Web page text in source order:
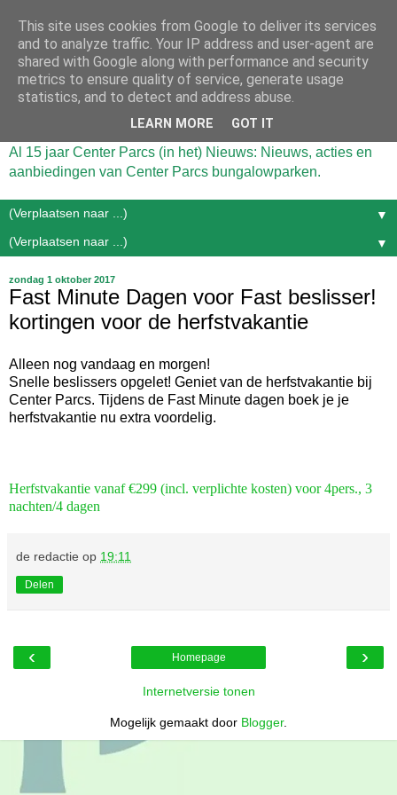
Al 15 jaar Center Parcs (in het) Nieuws: Nieuws, acties en
aanbiedingen van Center Parcs bungalowparken.
▼
▼
zondag 1 oktober 2017
Fast Minute Dagen voor Fast beslisser!
kortingen voor de herfstvakantie
Alleen nog vandaag en morgen!
Snelle beslissers opgelet! Geniet van de herfstvakantie bij
Center Parcs. Tijdens de Fast Minute dagen boek je je
herfstvakantie nu extra voordelig.
Herfstvakantie vanaf €299 (incl. verplichte kosten) voor 4pers., 3
nachten/4 dagen
de redactie op 19:11
Delen
‹ ›
Homepage
Internetversie tonen
Mogelijk gemaakt door Blogger.
This site uses cookies from Google to deliver its services
and to analyze traffic. Your IP address and user-agent are
shared with Google along with performance and security
metrics to ensure quality of service, generate usage
statistics, and to detect and address abuse.
LEARN MORE GOT IT